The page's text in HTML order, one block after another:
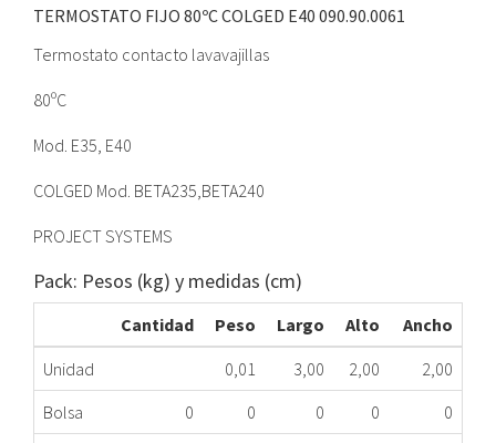
TERMOSTATO FIJO 80ºC COLGED E40 090.90.0061
Termostato contacto lavavajillas
80ºC
Mod. E35, E40
COLGED Mod. BETA235,BETA240
PROJECT SYSTEMS
Pack: Pesos (kg) y medidas (cm)
Cantidad Peso Largo Alto
Ancho
Unidad
0,01 3,00 2,00
2,00
Bolsa
0 0 0 0
0